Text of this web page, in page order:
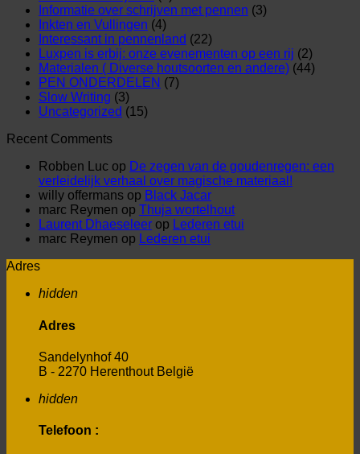
Informatie over schrijven met pennen (3)
Inkten en Vullingen (4)
Interessant in pennenland (22)
Luxpen is erbij: onze evenementen op een rij (2)
Materialen ( Diverse houtsoorten en andere) (44)
PEN ONDERDELEN (7)
Slow Writing (3)
Uncategorized (15)
Recent Comments
Robben Luc op De zegen van de goudenregen: een
verleidelijk verhaal over magische materiaal!
willy offermans op Black Jacar
marc Reymen op Thuja wortelhout
Laurent Dhaeseleer op Lederen etui
marc Reymen op Lederen etui
Adres
hidden
Adres
Sandelynhof 40
B - 2270 Herenthout België
hidden
Telefoon :